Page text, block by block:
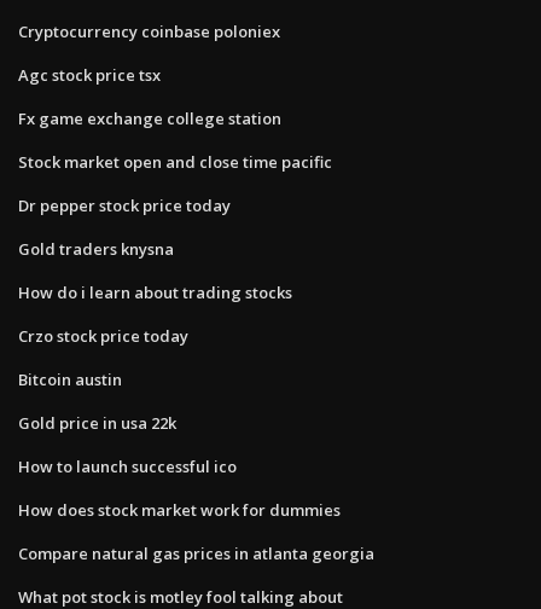
Cryptocurrency coinbase poloniex
Agc stock price tsx
Fx game exchange college station
Stock market open and close time pacific
Dr pepper stock price today
Gold traders knysna
How do i learn about trading stocks
Crzo stock price today
Bitcoin austin
Gold price in usa 22k
How to launch successful ico
How does stock market work for dummies
Compare natural gas prices in atlanta georgia
What pot stock is motley fool talking about